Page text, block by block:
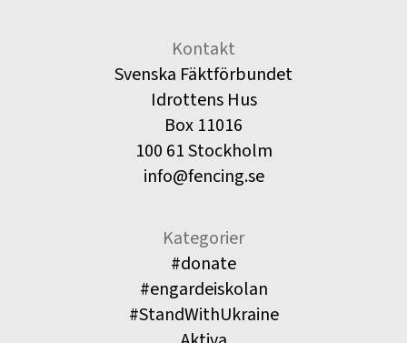
Kontakt
Svenska Fäktförbundet
Idrottens Hus
Box 11016
100 61 Stockholm
info@fencing.se
Kategorier
#donate
#engardeiskolan
#StandWithUkraine